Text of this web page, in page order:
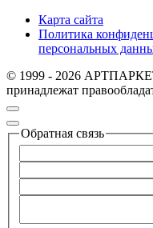
Карта сайта
Политика
персональных
© 1999 - 2026
принадлежат
Обратная связь